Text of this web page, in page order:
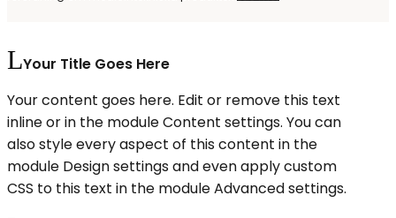
Your Title Goes Here
Your content goes here. Edit or remove this text
inline or in the module Content settings. You can
also style every aspect of this content in the
module Design settings and even apply custom
CSS to this text in the module Advanced settings.